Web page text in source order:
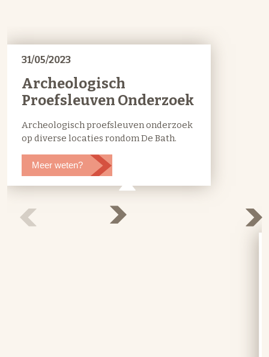
31/05/2023
Archeologisch
Proefsleuven Onderzoek
Archeologisch proefsleuven onderzoek
op diverse locaties rondom De Bath.
Meer weten?